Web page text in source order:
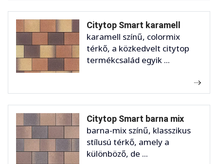
Citytop Smart karamell
karamell színű, colormix
térkő, a közkedvelt citytop
termékcsalád egyik ...
Citytop Smart barna mix
barna-mix színű, klasszikus
stílusú térkő, amely a
különböző, de ...